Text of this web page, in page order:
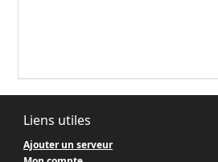
Liens utiles
Ajouter un serveur